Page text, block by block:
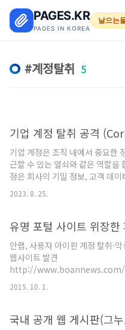
PAGES.KR
PAGES IN KOREA
날으는
계정탈취 5
기업 계정은 조직 내에서 중요한
근할 수 있는 열쇠와 같은 역할을
정은 회사의 기밀 정보, 고객 데
즈니스 계획 등과 같이 중요한 자
허용합니다. 따라서 기업 계정의
계정의 중요성: 기밀 정보 보호: 기
합니다. 이 정보들은 회사의 전략,
신, 비즈니스 계획 등을 포함할 수
이터 보호: 많은 기업은 고객의 개
이터를 보유합니다. 이러한 데이
2023. 8. 25.
안랩, 사용자 아이핀 계정 탈취·
웹사이트 발견
http://www.boannews.com/
idx=48023&skind=5 ▲ 가짜 및
지 비교 안랩(대표 권치중,
의 정교한 가짜 포털 웹사이트를
2015. 10. 1.
국내 공개 웹 게시판(그